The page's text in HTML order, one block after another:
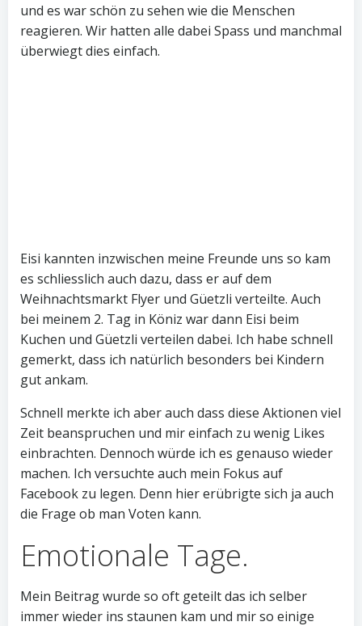
und es war schön zu sehen wie die Menschen
reagieren. Wir hatten alle dabei Spass und manchmal
überwiegt dies einfach.
Eisi kannten inzwischen meine Freunde uns so kam
es schliesslich auch dazu, dass er auf dem
Weihnachtsmarkt Flyer und Güetzli verteilte. Auch
bei meinem 2. Tag in Köniz war dann Eisi beim
Kuchen und Güetzli verteilen dabei. Ich habe schnell
gemerkt, dass ich natürlich besonders bei Kindern
gut ankam.
Schnell merkte ich aber auch dass diese Aktionen viel
Zeit beanspruchen und mir einfach zu wenig Likes
einbrachten. Dennoch würde ich es genauso wieder
machen. Ich versuchte auch mein Fokus auf
Facebook zu legen. Denn hier erübrigte sich ja auch
die Frage ob man Voten kann.
Emotionale Tage.
Mein Beitrag wurde so oft geteilt das ich selber
immer wieder ins staunen kam und mir so einige